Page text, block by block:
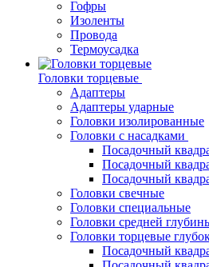
Гофры
Изоленты
Провода
Термоусадка
Головки торцевые
Адаптеры
Адаптеры ударные
Головки изолированные
Головки с насадками
Посадочный
Посадочный
Посадочный
Головки свечные
Головки специальные
Головки средней
Головки торцевые
Посадочный